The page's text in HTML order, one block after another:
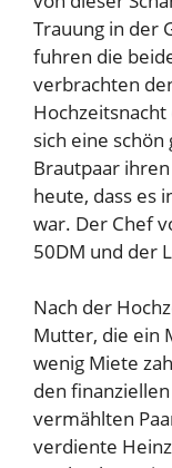
Trauung in der
fuhren die
verbrachten
sich eine
Brautpaar
heute, dass es
war. Der Chef
50DM und der
Nach der
Mutter, die ein
wenig Miete
den
vermählten
verdiente